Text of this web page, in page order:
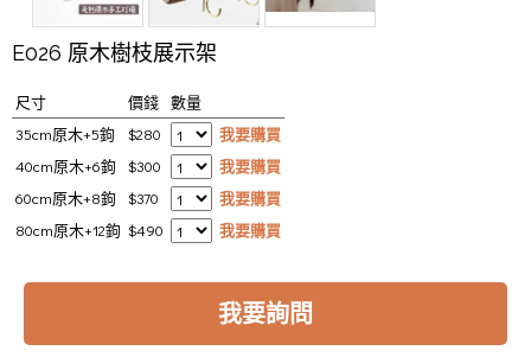
E026 原木樹枝展示架
尺寸 價錢 數量
35cm原木+5鉤
$280
我要購買
40cm原木+6鉤
$300
我要購買
60cm原木+8鉤
$370
我要購買
80cm原木+12鉤 $490 我要購買
我要詢問